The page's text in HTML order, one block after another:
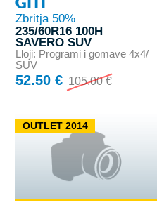
Zbritja 50%
235/60R16 100H
SAVERO SUV
Lloji: Programi i gomave 4x4/
SUV
52.50 € 105.00 €
OUTLET 2014